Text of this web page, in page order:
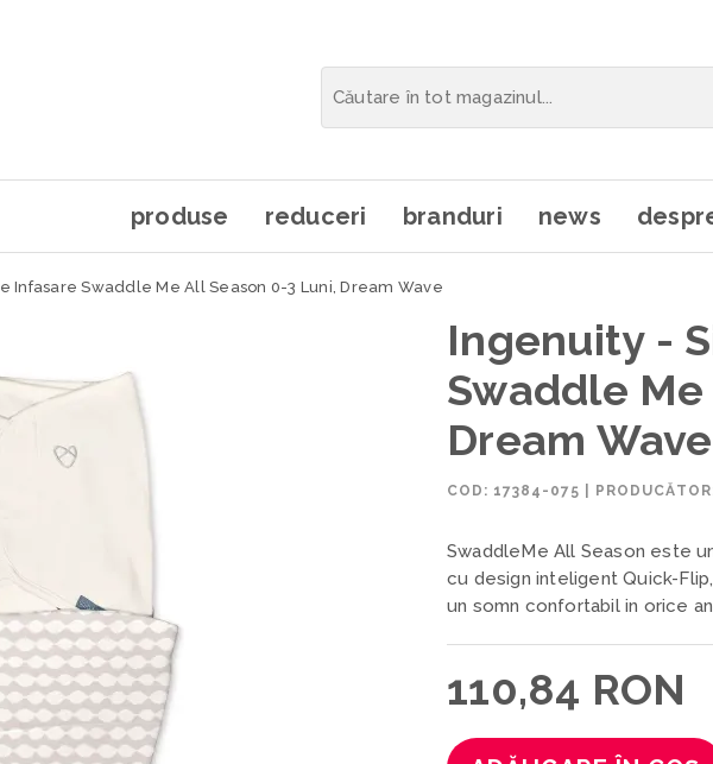
produse reduceri branduri news
Infasare Swaddle Me All Season 0-3 Luni, Dream Wave
Ingenuity -
Swaddle
Dream Wave
COD: 17384-075
SwaddleMe All Season este
cu design inteligent Quick-
un somn confortabil in orice
110,84 RON